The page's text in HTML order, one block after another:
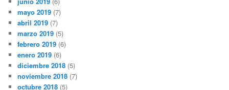
mayo 2019 (7)
abril 2019 (7)
marzo 2019 (5)
febrero 2019 (6)
enero 2019 (6)
diciembre 2018 (5)
noviembre 2018 (7)
octubre 2018 (5)